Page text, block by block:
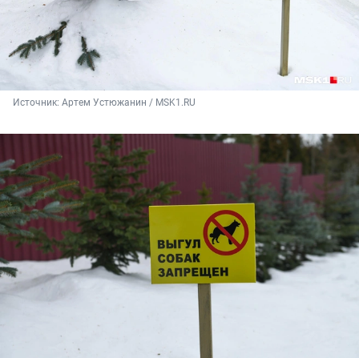
Источник: Артем Устюжанин / MSK1.RU